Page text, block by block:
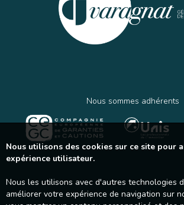
Nous sommes adhérents
Nous utilisons des cookies sur ce site pour
expérience utilisateur.
Nous les utilisons avec d'autres technologies
améliorer votre expérience de navigation sur